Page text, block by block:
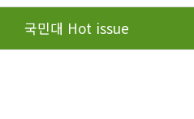
국민대 Hot issue